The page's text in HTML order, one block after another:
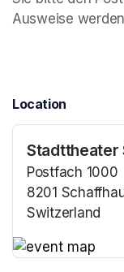
Location
Stadttheater
Postfach 1000
8201
Switzerland